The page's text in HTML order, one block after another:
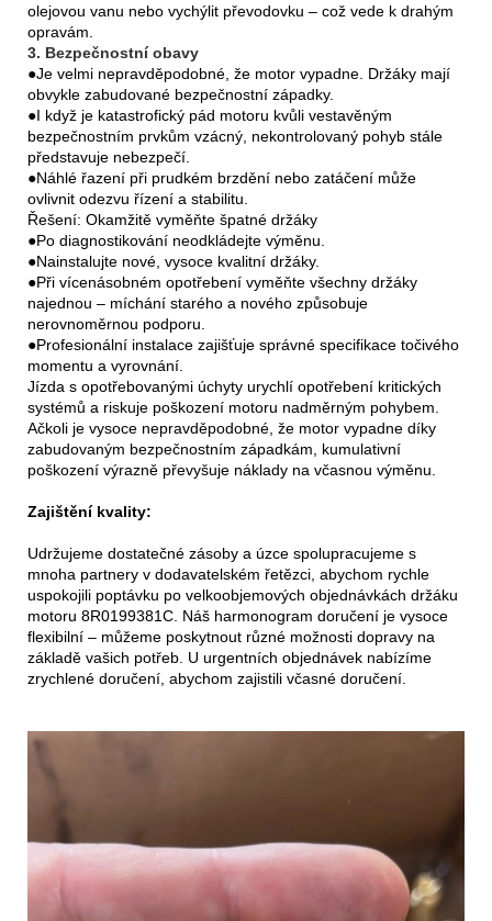
olejovou vanu nebo vychýlit převodovku – což vede k drahým
opravám.
3. Bezpečnostní obavy
●Je velmi nepravděpodobné, že motor vypadne. Držáky mají
obvykle zabudované bezpečnostní západky.
●I když je katastrofický pád motoru kvůli vestavěným
bezpečnostním prvkům vzácný, nekontrolovaný pohyb stále
představuje nebezpečí.
●Náhlé řazení při prudkém brzdění nebo zatáčení může
ovlivnit odezvu řízení a stabilitu.
Řešení: Okamžitě vyměňte špatné držáky
●Po diagnostikování neodkládejte výměnu.
●Nainstalujte nové, vysoce kvalitní držáky.
●Při vícenásobném opotřebení vyměňte všechny držáky
najednou – míchání starého a nového způsobuje
nerovnoměrnou podporu.
●Profesionální instalace zajišťuje správné specifikace točivého
momentu a vyrovnání.
Jízda s opotřebovanými úchyty urychlí opotřebení kritických
systémů a riskuje poškození motoru nadměrným pohybem.
Ačkoli je vysoce nepravděpodobné, že motor vypadne díky
zabudovaným bezpečnostním západkám, kumulativní
poškození výrazně převyšuje náklady na včasnou výměnu.
Zajištění kvality:
Udržujeme dostatečné zásoby a úzce spolupracujeme s
mnoha partnery v dodavatelském řetězci, abychom rychle
uspokojili poptávku po velkoobjemových objednávkách držáku
motoru 8R0199381C. Náš harmonogram doručení je vysoce
flexibilní – můžeme poskytnout různé možnosti dopravy na
základě vašich potřeb. U urgentních objednávek nabízíme
zrychlené doručení, abychom zajistili včasné doručení.